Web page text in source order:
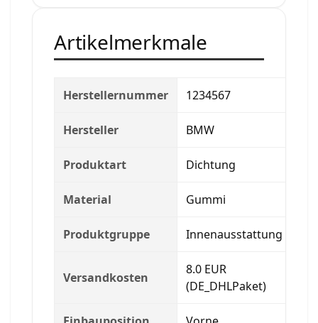
Artikelmerkmale
Herstellernummer 1234567
Hersteller BMW
Produktart Dichtung
Material Gummi
Produktgruppe Innenausstattung
Versandkosten
8.0 EUR
(DE_DHLPaket)